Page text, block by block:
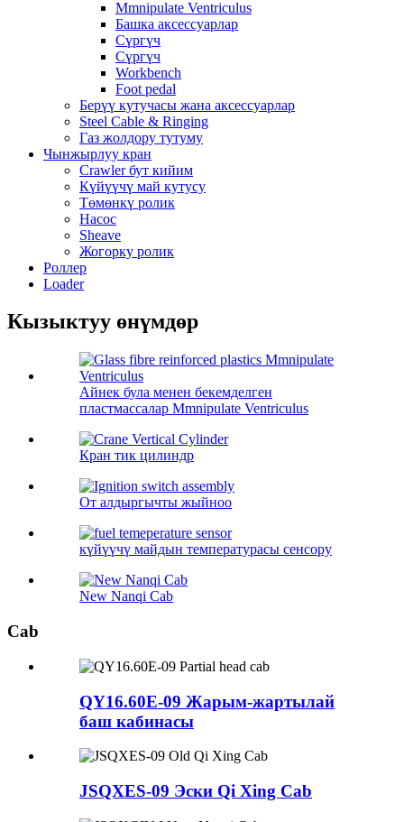
Mmnipulate Ventriculus
Башка аксессуарлар
Сүргүч
Сүргүч
Workbench
Foot pedal
Берүү кутучасы жана аксессуарлар
Steel Cable & Ringing
Газ жолдору тутуму
Чынжырлуу кран
Crawler бут кийим
Күйүүчү май кутусу
Төмөнкү ролик
Насос
Sheave
Жогорку ролик
Роллер
Loader
Кызыктуу өнүмдөр
Айнек була менен бекемделген
пластмассалар Mmnipulate Ventriculus
Кран тик цилиндр
От алдыргычты жыйноо
күйүүчү майдын температурасы сенсору
New Nanqi Cab
Cab
QY16.60E-09 Жарым-жартылай
баш кабинасы
JSQXES-09 Эски Qi Xing Cab